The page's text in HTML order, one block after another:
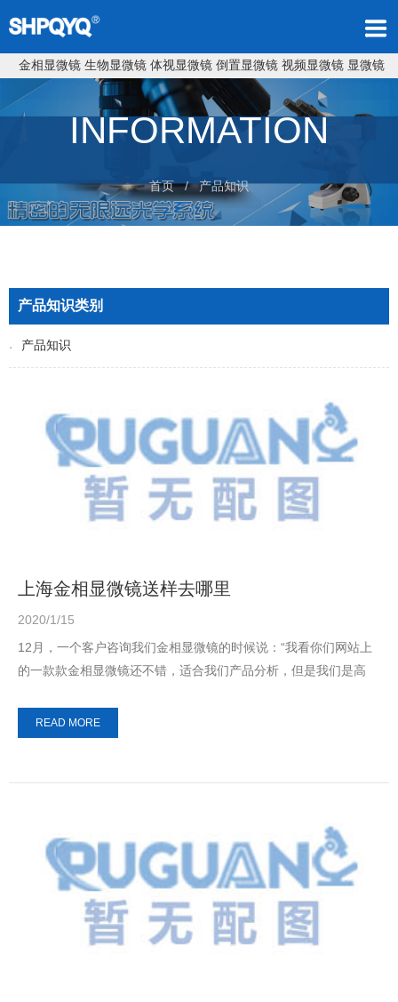
金相显微镜 生物显微镜 体视显微镜 倒置显微镜 视频显微镜 显微镜
INFORMATION
首页/ 产品知识
产品知识类别
产品知识
上海金相显微镜送样去哪里
2020/1/15
12月，一个客户咨询我们金相显微镜的时候说：“我看你们网站上
的一款款金相显微镜还不错，适合我们产品分析，但是我们是高
READ MORE